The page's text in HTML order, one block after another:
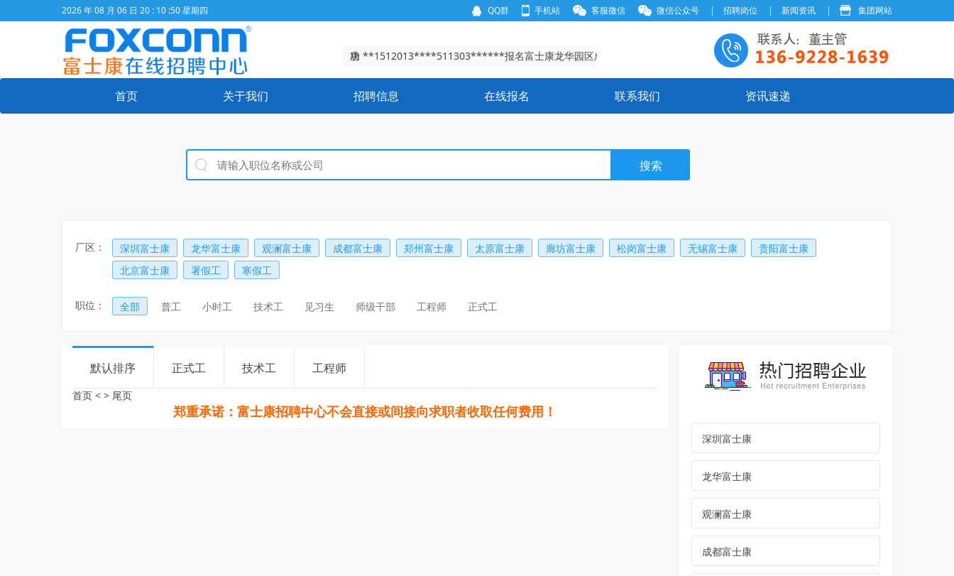
2026 年 08 月 06 日 20 : 10 :50 星期四 QQ群 手机站 客服微信 微信公众号 招聘岗位 新闻资讯 集团网站
谢**156280****430902******报名富士康龙华园区成
功
唐 **1512013****511303******报名富士康龙华园区成
功
王**1511237****410524******报名富士康龙华园区成
功
谢**156280****430902******报名富士康龙华园区成
首页 关于我们 招聘信息 在线报名 联系我们 资讯速递
厂区： 深圳富士康 龙华富士康 观澜富士康 成都富士康 郑州富士康 太原富士康 廊坊富士康 松岗富士康 无锡富士康
贵阳富士康
北京富士康
署假工 寒假工
职位： 全部 普工 小时工 技术工 见习生 师级干部 工程师 正式工
默认排序 正式工 技术工 工程师
首页 < > 尾页
郑重承诺：富士康招聘中心不会直接或间接向求职者收取任何费用！
深圳富士康
龙华富士康
观澜富士康
成都富士康